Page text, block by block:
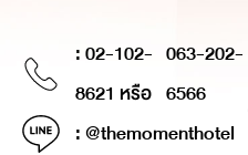
: 02-102-
8621 หรือ
063-202-
6566
: @themomenthotel